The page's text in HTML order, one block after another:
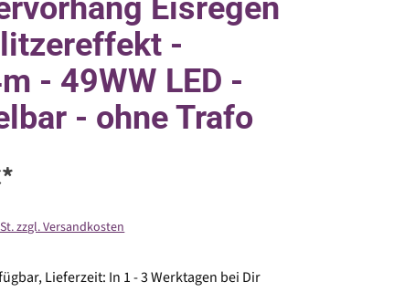
Eisregen
-
- 49WW LED -
- ohne Trafo
zzgl. Versandkosten
Lieferzeit: In 1 - 3 Werktagen bei Dir